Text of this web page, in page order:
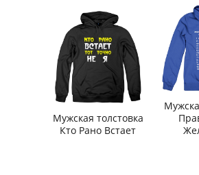
Мужская толстовка
Кто Рано Встает